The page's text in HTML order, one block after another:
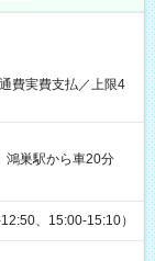
費実費支払／上限4
鴻巣駅から車20分
、15:00-15:10）